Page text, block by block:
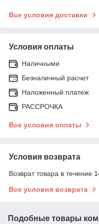
Все условия доставки
Условия оплаты
Наличными
Безналичный расчет
Наложенный платеж
РАССРОЧКА
Все условия оплаты
Условия возврата
Возврат товара в течение
Все условия возврата
Подобные товары